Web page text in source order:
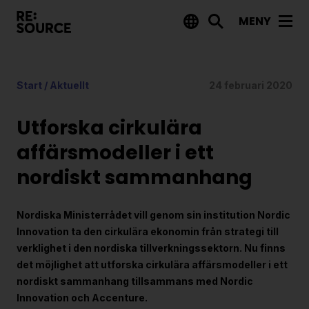
MENY
Nyheter
Tips på utlysningar
Projekt
Rapporter från RE:Source
Finansiering
Start / Aktuellt 24 februari 2020
Utforska cirkulära
affärsmodeller i ett
nordiskt sammanhang
Nordiska Ministerrådet vill genom sin institution Nordic
Innovation ta den cirkulära ekonomin från strategi till
verklighet i den nordiska tillverkningssektorn. Nu finns
det möjlighet att utforska cirkulära affärsmodeller i ett
nordiskt sammanhang tillsammans med Nordic
Innovation och Accenture.